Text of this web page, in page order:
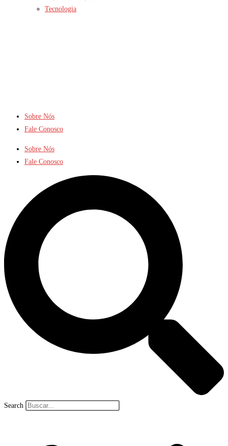
Tecnologia
Sobre Nós
Fale Conosco
Sobre Nós
Fale Conosco
Search